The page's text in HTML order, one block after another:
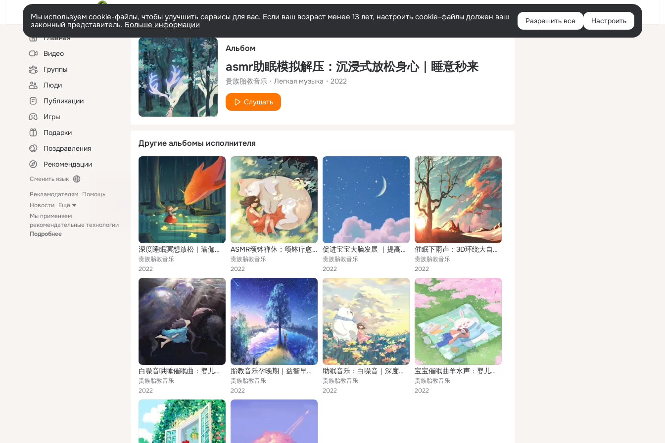
Русский Войти
Мы используем cookie-файлы, чтобы улучшить сервисы для вас. Если ваш возраст менее 13 лет, настроить cookie-файлы должен ваш
законный представитель. Больше информации Разрешить все Настроить
Левая
колонкаГлавная
Видео
Группы
Люди
Публикации
Игры
Подарки
Поздравления
Рекомендации
Сменить язык
Рекламодателям Помощь
Новости Ещё
Мы применяем
рекомендательные технологии
Подробнее
Альбом
asmr助眠模拟解压：沉浸式放松身心｜睡意秒来
贵族胎教音乐 Легкая музыка 2022
Слушать
Другие альбомы исполнителя
深度睡眠冥想放松｜瑜伽音乐，放松身心和灵魂
贵族胎教音乐
2022
ASMR颂钵禅休：颂钵疗愈音乐，净化心灵，安神助眠
贵族胎教音乐
2022
促进宝宝大脑发展 ｜提高智力
贵族胎教音乐
2022
催眠下雨声：3D环绕大自然雨声鸟鸣深度睡眠
贵族胎教音乐
2022
白噪音哄睡催眠曲：婴儿睡眠纯音乐｜快速入睡
贵族胎教音乐
2022
胎教音乐孕晚期｜益智早教音乐，开发大脑
贵族胎教音乐
2022
助眠音乐：白噪音｜深度睡眠催眠曲
贵族胎教音乐
2022
宝宝催眠曲羊水声：婴儿睡眠音乐 ｜宝宝哄睡神曲白噪音
贵族胎教音乐
2022